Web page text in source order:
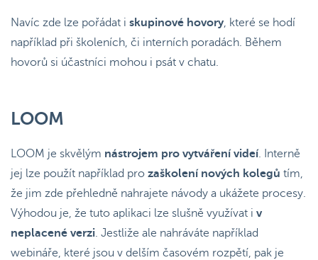
Navíc zde lze pořádat i skupinové hovory, které se hodí
například při školeních, či interních poradách. Během
hovorů si účastníci mohou i psát v chatu.
LOOM
LOOM je skvělým nástrojem pro vytváření videí. Interně
jej lze použít například pro zaškolení nových kolegů tím,
že jim zde přehledně nahrajete návody a ukážete procesy.
Výhodou je, že tuto aplikaci lze slušně využívat i v
neplacené verzi. Jestliže ale nahráváte například
webináře, které jsou v delším časovém rozpětí, pak je